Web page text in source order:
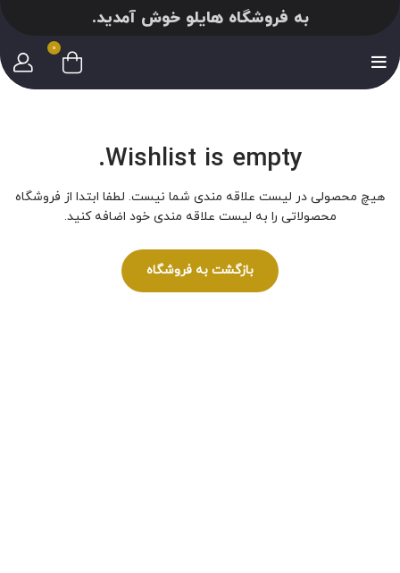
به فروشگاه هایلو خوش آمدید.
0
Wishlist is empty.
هیچ محصولی در لیست علاقه مندی شما نیست. لطفا ابتدا از فروشگاه
محصولاتی را به لیست علاقه مندی خود اضافه کنید.
بازگشت به فروشگاه